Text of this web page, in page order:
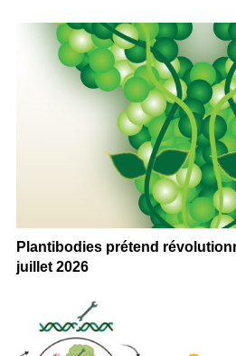
Plantibodies prétend
juillet 2026